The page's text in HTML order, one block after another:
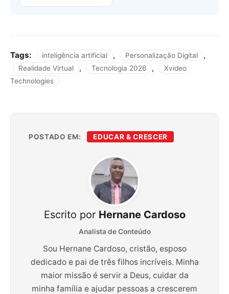
Tags: inteligência artificial , Personalização Digital ,
Realidade Virtual , Tecnologia 2026 ,
Xvideo
Technologies
POSTADO EM: EDUCAR & CRESCER
Escrito por Hernane Cardoso
Analista de Conteúdo
Sou Hernane Cardoso, cristão, esposo
dedicado e pai de três filhos incríveis. Minha
maior missão é servir a Deus, cuidar da
minha família e ajudar pessoas a crescerem